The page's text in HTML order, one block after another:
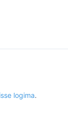
logima.